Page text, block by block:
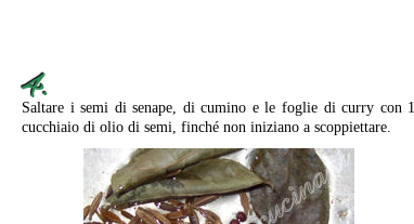
4.
Saltare i semi di senape, di cumino e le foglie di curry con 1
cucchiaio di olio di semi, finché non iniziano a scoppiettare.